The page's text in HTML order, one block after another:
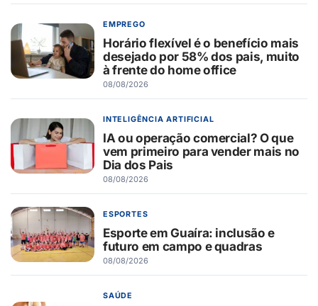
EMPREGO
Horário flexível é o benefício mais
desejado por 58% dos pais, muito
à frente do home office
08/08/2026
INTELIGÊNCIA ARTIFICIAL
IA ou operação comercial? O que
vem primeiro para vender mais no
Dia dos Pais
08/08/2026
ESPORTES
Esporte em Guaíra: inclusão e
futuro em campo e quadras
08/08/2026
SAÚDE